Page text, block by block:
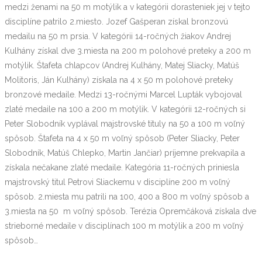
medzi ženami na 50 m motýlik a v kategórii dorasteniek jej v tejto
disciplíne patrilo 2.miesto. Jozef Gašperan získal bronzovú
medailu na 50 m prsia. V kategórii 14-ročných žiakov Andrej
Kulhány získal dve 3.miesta na 200 m polohové preteky a 200 m
motýlik. Štafeta chlapcov (Andrej Kulhány, Matej Sliacky, Matúš
Molitoris, Ján Kulhány) získala na 4 x 50 m polohové preteky
bronzové medaile. Medzi 13-ročnými Marcel Lupták vybojoval
zlaté medaile na 100 a 200 m motýlik. V kategórii 12-ročných si
Peter Slobodník vyplával majstrovské tituly na 50 a 100 m voľný
spôsob. Štafeta na 4 x 50 m voľný spôsob (Peter Sliacky, Peter
Slobodník, Matúš Chlepko, Martin Jančiar) príjemne prekvapila a
získala nečakane zlaté medaile. Kategória 11-ročných priniesla
majstrovský titul Petrovi Sliackemu v disciplíne 200 m voľný
spôsob. 2.miesta mu patrili na 100, 400 a 800 m voľný spôsob a
3.miesta na 50 m voľný spôsob. Terézia Opremčáková získala dve
strieborné medaile v disciplínach 100 m motýlik a 200 m voľný
spôsob…